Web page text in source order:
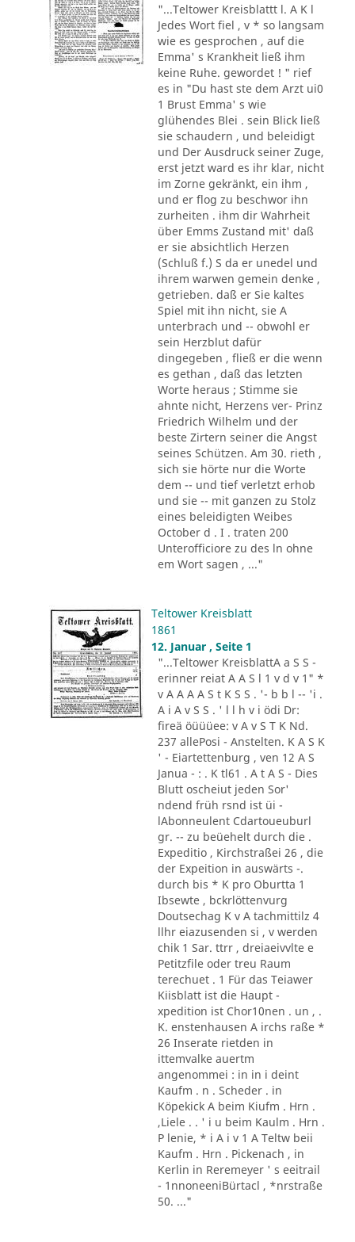
"...Teltower Kreisblattt l. A K l
Jedes Wort fiel , v * so langsam
wie es gesprochen , auf die
Emma' s Krankheit ließ ihm
keine Ruhe. gewordet ! " rief
es in "Du hast ste dem Arzt ui0
1 Brust Emma' s wie
glühendes Blei . sein Blick ließ
sie schaudern , und beleidigt
und Der Ausdruck seiner Zuge,
erst jetzt ward es ihr klar, nicht
im Zorne gekränkt, ein ihm ,
und er flog zu beschwor ihn
zurheiten . ihm dir Wahrheit
über Emms Zustand mit' daß
er sie absichtlich Herzen
(Schluß f.) S da er unedel und
ihrem warwen gemein denke ,
getrieben. daß er Sie kaltes
Spiel mit ihn nicht, sie A
unterbrach und -- obwohl er
sein Herzblut dafür
dingegeben , fließ er die wenn
es gethan , daß das letzten
Worte heraus ; Stimme sie
ahnte nicht, Herzens ver- Prinz
Friedrich Wilhelm und der
beste Zirtern seiner die Angst
seines Schützen. Am 30. rieth ,
sich sie hörte nur die Worte
dem -- und tief verletzt erhob
und sie -- mit ganzen zu Stolz
eines beleidigten Weibes
October d . I . traten 200
Unterofficiore zu des ln ohne
em Wort sagen , ..."
Teltower Kreisblatt
1861
12. Januar , Seite 1
"...Teltower KreisblattA a S S -
erinner reiat A A S l 1 v d v 1" *
v A A A A S t K S S . '- b b l -- 'i .
A i A v S S . ' l l h v i ödi Dr:
fireä öüüüee: v A v S T K Nd.
237 allePosi - Anstelten. K A S K
' - Eiartettenburg , ven 12 A S
Janua - : . K tl61 . A t A S - Dies
Blutt oscheiut jeden Sor'
ndend früh rsnd ist üi -
lAbonneulent Cdartoueuburl
gr. -- zu beüehelt durch die .
Expeditio , Kirchstraßei 26 , die
der Expeition in auswärts -.
durch bis * K pro Oburtta 1
Ibsewte , bckrlöttenvurg
Doutsechag K v A tachmittilz 4
llhr eiazusenden si , v werden
chik 1 Sar. ttrr , dreiaeivvlte e
Petitzfile oder treu Raum
terechuet . 1 Für das Teiawer
Kiisblatt ist die Haupt -
xpedition ist Chor10nen . un , .
K. enstenhausen A irchs raße *
26 Inserate rietden in
ittemvalke auertm
angenommei : in in i deint
Kaufm . n . Scheder . in
Köpekick A beim Kiufm . Hrn .
,Liele . . ' i u beim Kaulm . Hrn .
P lenie, * i A i v 1 A Teltw beii
Kaufm . Hrn . Pickenach , in
Kerlin in Reremeyer ' s eeitrail
- 1nnoneeniBürtacl , *nrstraße
50. ..."